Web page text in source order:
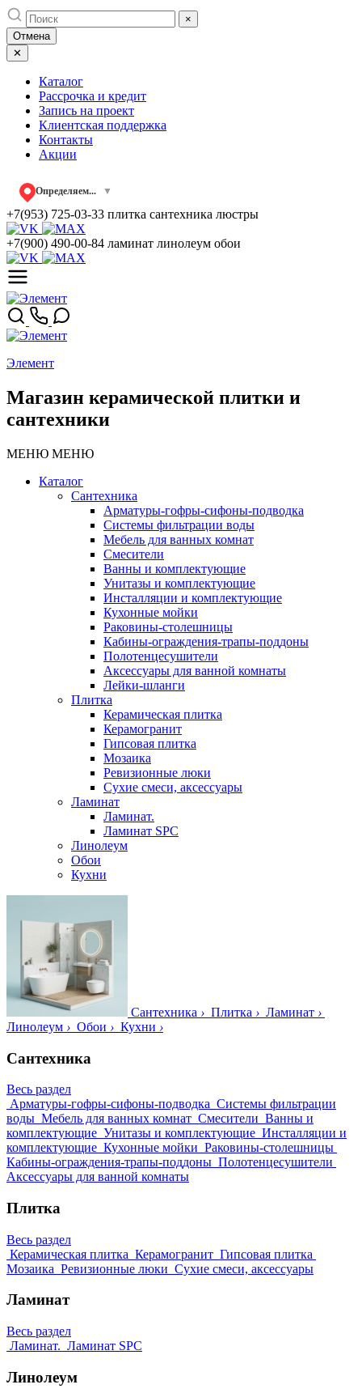
Skip
to
content
×
Отмена
✕
Каталог
Рассрочка и кредит
Запись на проект
Клиентская поддержка
Контакты
Акции
Определяем... ▼
+7(953) 725-03-33 плитка сантехника люстры
+7(900) 490-00-84 ламинат линолеум обои
Элемент
Магазин керамической плитки и
сантехники
МЕНЮ МЕНЮ
Каталог
Сантехника
Арматуры-гофры-сифоны-подводка
Системы фильтрации воды
Мебель для ванных комнат
Смесители
Ванны и комплектующие
Унитазы и комплектующие
Инсталляции и комплектующие
Кухонные мойки
Раковины-столешницы
Кабины-ограждения-трапы-поддоны
Полотенцесушители
Аксессуары для ванной комнаты
Лейки-шланги
Плитка
Керамическая плитка
Керамогранит
Гипсовая плитка
Мозаика
Ревизионные люки
Сухие смеси, аксессуары
Ламинат
Ламинат.
Ламинат SPC
Линолеум
Обои
Кухни
Сантехника › Плитка › Ламинат ›
Линолеум › Обои › Кухни ›
Сантехника
Весь раздел
Арматуры-гофры-сифоны-подводка Системы фильтрации
воды Мебель для ванных комнат Смесители Ванны и
комплектующие Унитазы и комплектующие Инсталляции и
комплектующие Кухонные мойки Раковины-столешницы
Кабины-ограждения-трапы-поддоны Полотенцесушители
Аксессуары для ванной комнаты
Плитка
Весь раздел
Керамическая плитка Керамогранит Гипсовая плитка
Мозаика Ревизионные люки Сухие смеси, аксессуары
Ламинат
Весь раздел
Ламинат. Ламинат SPC
Линолеум